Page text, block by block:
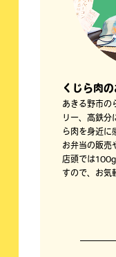
くじら肉
あきる野市の
リー、高鉄分
ら肉を身近に
お弁当の販売
店頭では
すので、お気